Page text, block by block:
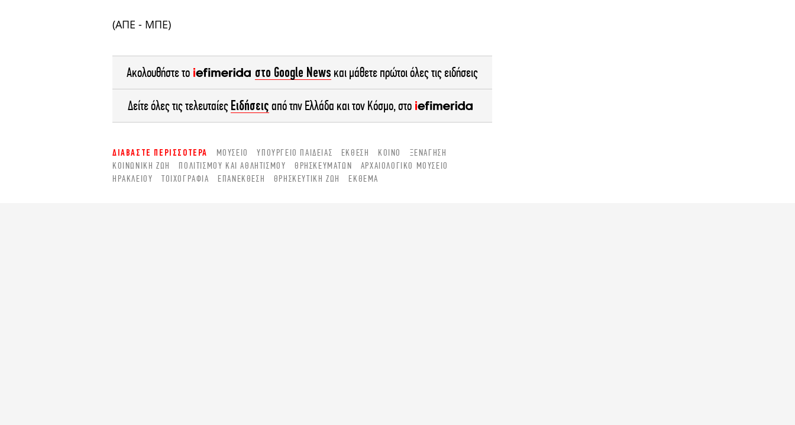
(ΑΠΕ - ΜΠΕ)
Ακολουθήστε το στο Google News και μάθετε πρώτοι όλες τις ειδήσεις
Δείτε όλες τις τελευταίες Ειδήσεις από την Ελλάδα και τον Κόσμο, στο
ΔΙΑΒΑΣΤΕ ΠΕΡΙΣΣΟΤΕΡΑ ΜΟΥΣΕΊΟ ΥΠΟΥΡΓΕΊΟ ΠΑΙΔΕΊΑΣ ΈΚΘΕΣΗ ΚΟΙΝΌ
ΞΕΝΆΓΗΣΗ
ΚΟΙΝΩΝΙΚΉ ΖΩΉ
ΠΟΛΙΤΙΣΜΟΎ ΚΑΙ ΑΘΛΗΤΙΣΜΟΎ ΘΡΗΣΚΕΥΜΆΤΩΝ
ΑΡΧΑΙΟΛΟΓΙΚΌ ΜΟΥΣΕΊΟ
ΗΡΑΚΛΕΊΟΥ
ΤΟΙΧΟΓΡΑΦΊΑ ΕΠΑΝΈΚΘΕΣΗ ΘΡΗΣΚΕΥΤΙΚΉ ΖΩΉ ΈΚΘΕΜΑ